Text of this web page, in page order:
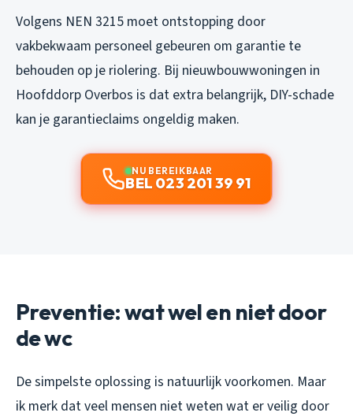
Volgens NEN 3215 moet ontstopping door
vakbekwaam personeel gebeuren om garantie te
behouden op je riolering. Bij nieuwbouwwoningen in
Hoofddorp Overbos is dat extra belangrijk, DIY-schade
kan je garantieclaims ongeldig maken.
NU BEREIKBAAR
BEL 023 201 39 91
Preventie: wat wel en niet door
de wc
De simpelste oplossing is natuurlijk voorkomen. Maar
ik merk dat veel mensen niet weten wat er veilig door